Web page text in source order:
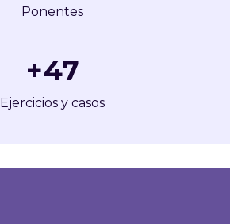
Ponentes
Ejercicios y casos
+50